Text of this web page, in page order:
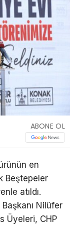
ABONE OL
en
Beştepeler
atıldı.
Nilüfer
Üyeleri, CHP